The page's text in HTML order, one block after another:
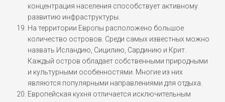
концентрация населения способствует активному
развитию инфраструктуры.
На территории Европы расположено большое
количество островов. Среди самых известных можно
назвать Исландию, Сицилию, Сардинию и Крит.
Каждый остров обладает собственными природными
и культурными особенностями. Многие из них
являются популярными направлениями для отдыха.
Европейская кухня отличается исключительным